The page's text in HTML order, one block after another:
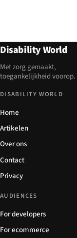
Disability World
Met zorg gemaakt,
toegankelijkheid voorop.
DISABILITY WORLD
Home
Artikelen
Over ons
Contact
Privacy
AUDIENCES
For developers
For ecommerce